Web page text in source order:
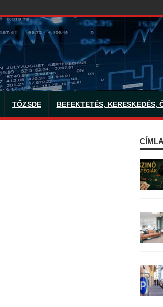
TŐZSDE BEFEKTETÉS, KERESKEDÉS,